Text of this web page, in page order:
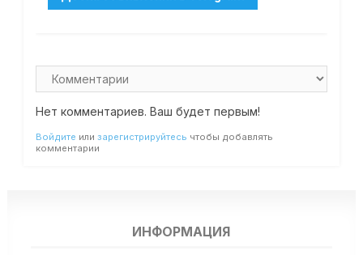
Нет комментариев. Ваш будет первым!
Войдите или зарегистрируйтесь чтобы добавлять
комментарии
ИНФОРМАЦИЯ